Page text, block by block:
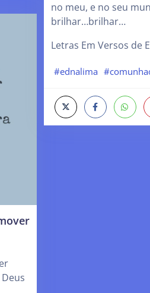
no meu, e no seu
brilhar…brilhar…
Letras Em Versos de
#ednalima